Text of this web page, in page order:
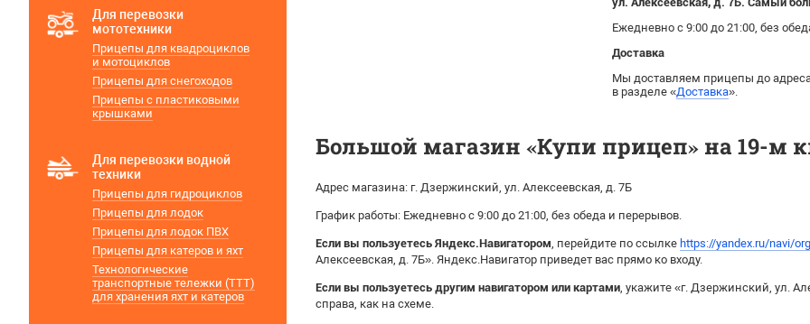
Ежедневно с 9:00 до 21:00, без
Доставка
Мы доставляем прицепы до
в разделе «Доставка».
Большой магазин «Купи прицеп» на 19-
Адрес магазина: г. Дзержинский, ул. Алексеевская, д. 7Б
График работы: Ежедневно с 9:00 до 21:00, без обеда и перерывов.
Если вы пользуетесь Яндекс.Навигатором, перейдите по ссылке https://yandex.ru/navi/
Алексеевская, д. 7Б». Яндекс.Навигатор приведет вас прямо ко входу.
Если вы пользуетесь другим навигатором или картами, укажите «г. Дзержинский, ул.
справа, как на схеме.
Для перевозки
мототехники
Прицепы для квадроциклов
и мотоциклов
Прицепы для снегоходов
Прицепы с пластиковыми
крышками
Для перевозки водной
техники
Прицепы для гидроциклов
Прицепы для лодок
Прицепы для лодок ПВХ
Прицепы для катеров и яхт
Технологические
транспортные тележки (ТТТ)
для хранения яхт и катеров